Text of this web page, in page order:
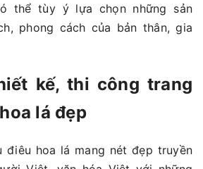
thể tùy ý lựa chọn những sản
phong cách của bản thân, gia
kế, thi công trang
lá đẹp
điêu hoa lá mang nét đẹp truyền